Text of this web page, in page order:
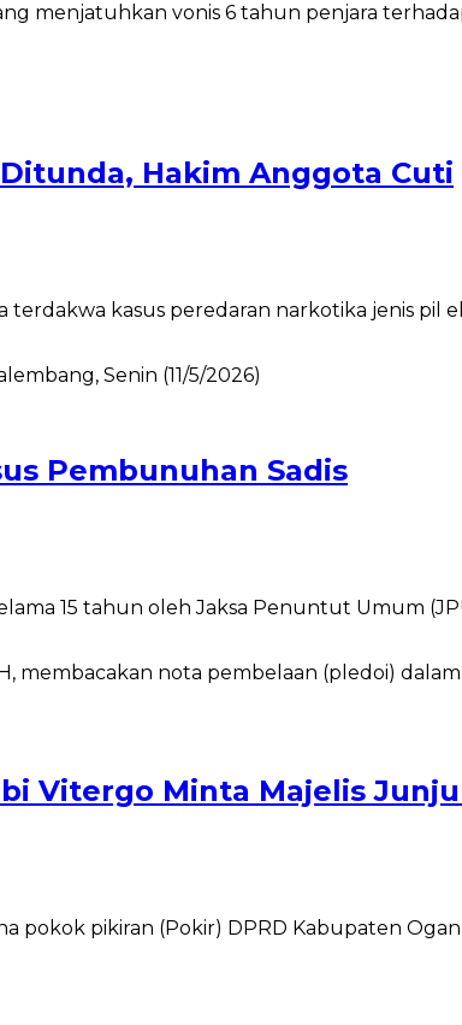
menjatuhkan vonis 6 tahun penjara
Hakim Anggota Cuti
kasus peredaran narkotika jenis pil
Pembunuhan Sadis
15 tahun oleh Jaksa Penuntut Umum
Vitergo Minta Majelis
pokok pikiran (Pokir) DPRD Kabupaten